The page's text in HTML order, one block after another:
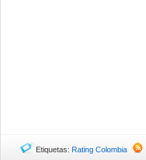
Etiquetas: Rating Colombia